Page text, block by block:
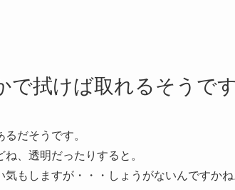
で拭けば取れるそうで
だそうです。
、透明だったりすると。
もしますが・・・しょうがないんですか